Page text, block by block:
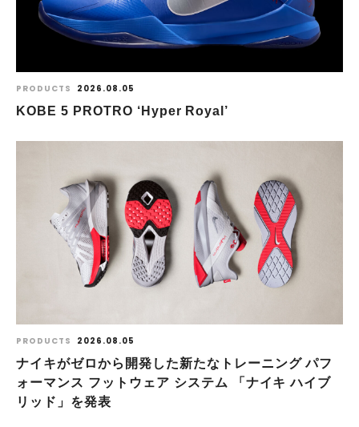
PRODUCTS 2026.08.05
KOBE 5 PROTRO ‘Hyper Royal’
PRODUCTS 2026.08.05
ナイキがゼロから開発した新たなトレーニング パフ
ォーマンス フットウェア システム 「ナイキ ハイブ
リッド」を発表